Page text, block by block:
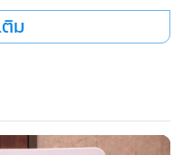
และอีกไม่นานคงจะก้าวไป
หม่ๆมาอย่างต่อเนื่อง แต่
สร้างพื้นฐานและ
ม